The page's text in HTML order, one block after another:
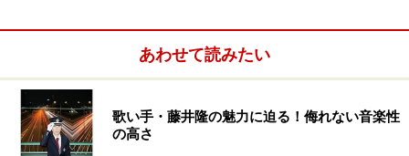
す。ノルウェー盤しか流通していないのが問題なのだと
思いますが、Amazon.co.jpやhmv.co.jpで『Tundra』
（2000年）が4,900円～8,600円という非常識な価格で販
売されています。
あわせて読みたい
歌い手・藤井隆の魅力に迫る！侮れない音楽性
の高さ